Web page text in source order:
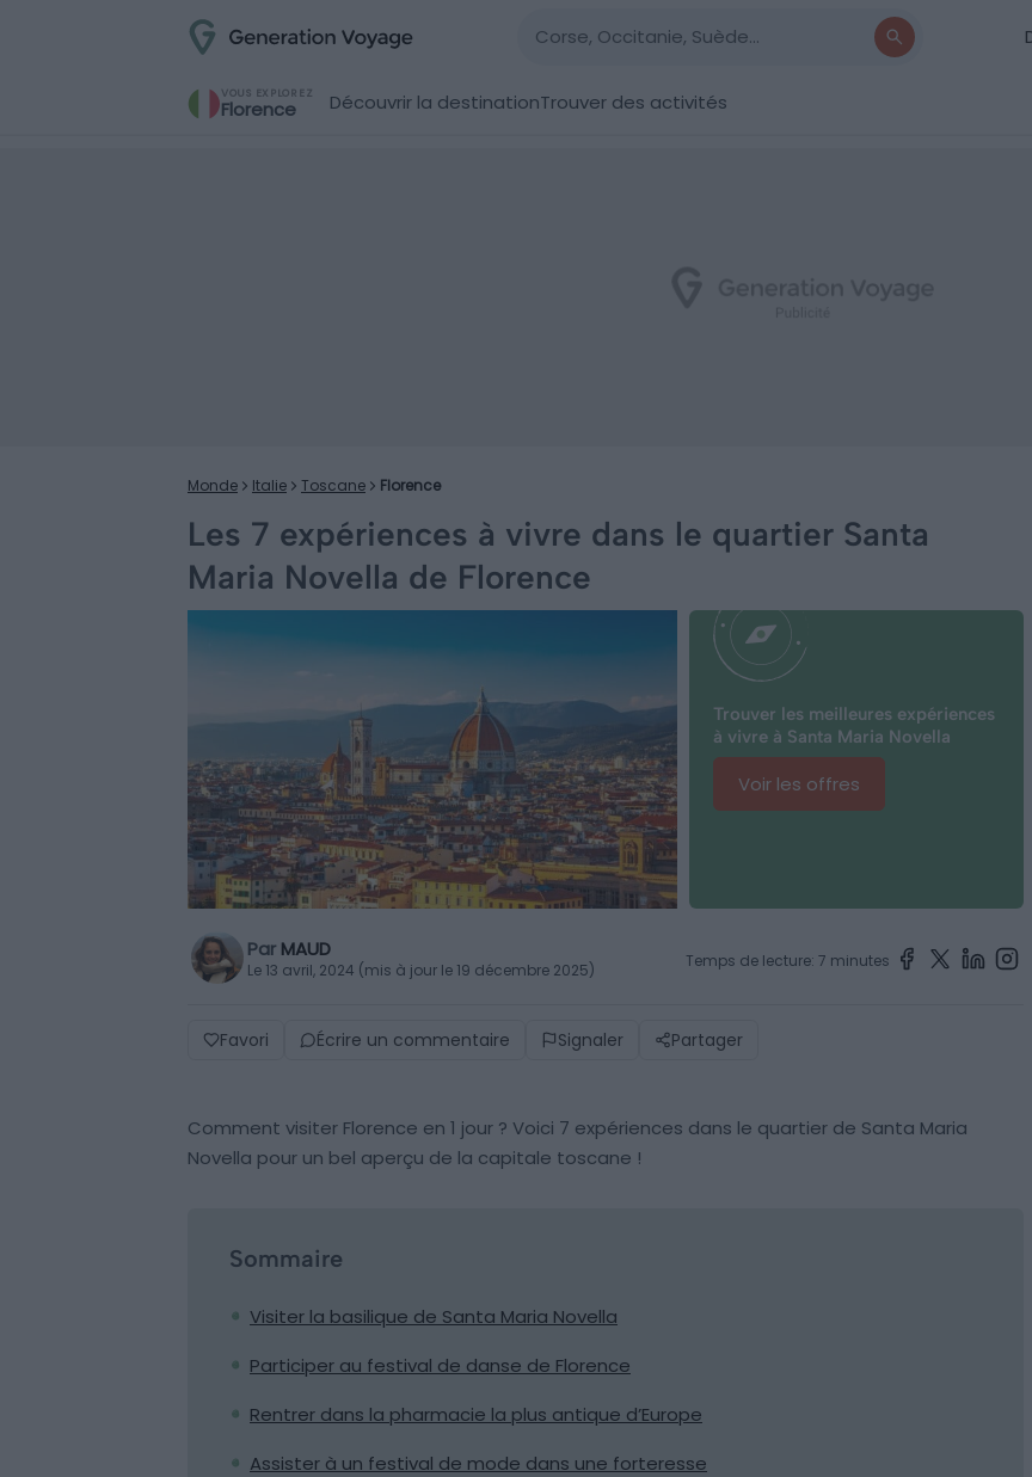
VOUS EXPLOREZ
Florence Découvrir la destinationTrouver des activités
Monde Italie Toscane Florence
Les 7 expériences à vivre dans le quartier Santa
Maria Novella de Florence
Trouver les meilleures expériences
à vivre à Santa Maria Novella
Voir les offres
Par MAUD
Le 13 avril, 2024 (mis à jour le 19 décembre 2025) Temps de lecture: 7 minutes
Favori Écrire un commentaire Signaler Partager
Comment visiter Florence en 1 jour ? Voici 7 expériences dans le quartier de Santa Maria
Novella pour un bel aperçu de la capitale toscane !
Sommaire
Visiter la basilique de Santa Maria Novella
Participer au festival de danse de Florence
Rentrer dans la pharmacie la plus antique d’Europe
Assister à un festival de mode dans une forteresse